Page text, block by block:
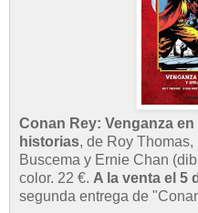
Conan Rey: Venganza
historias, de Roy
Buscema y Ernie Chan
color. 22 €. A la venta el 5
segunda entrega de